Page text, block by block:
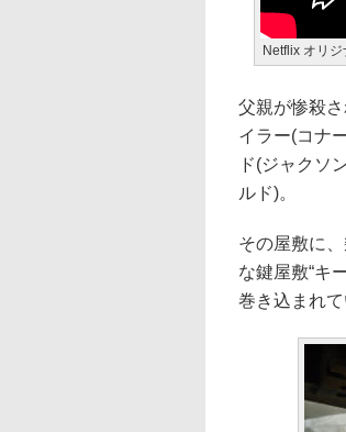
Netflix オリ
父親が惨殺
イラー(コナ
ド(ジャクソ
ルド)。
その屋敷に
な鍵屋敷“キ
巻き込まれ